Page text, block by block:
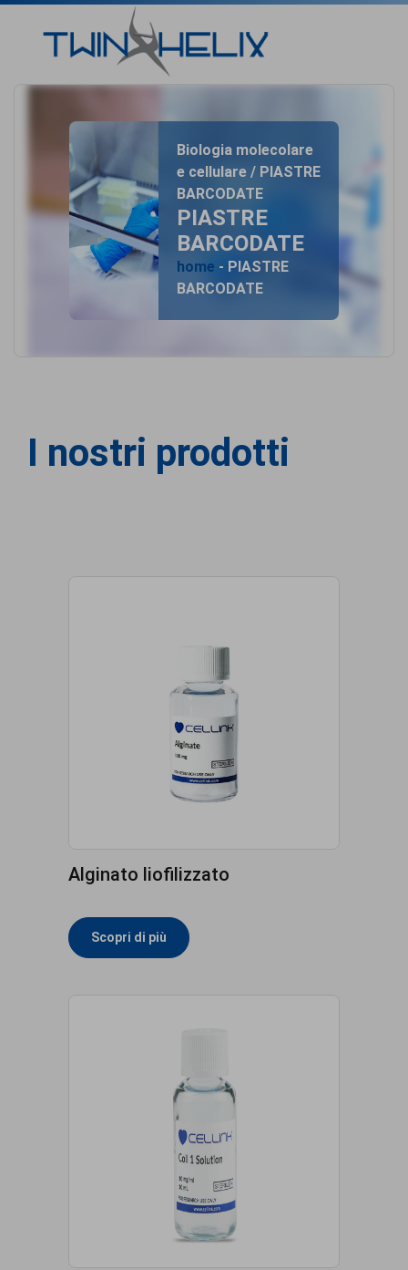
Biologia molecolare
e cellulare / PIASTRE
BARCODATE
PIASTRE
BARCODATE
home - PIASTRE
BARCODATE
I nostri prodotti
Alginato liofilizzato
Scopri di più